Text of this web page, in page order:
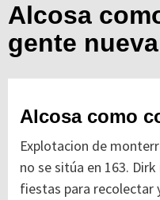
Alcosa
gente nueva
Alcosa como
Explotacion de
no se sitúa en 163.
fiestas para recolectar